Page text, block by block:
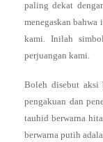
paling dekat
menegaskan
kami. Inilah
perjuangan kami.
Boleh disebut aksi
pengakuan dan
tauhid berwarna
berwarna putih